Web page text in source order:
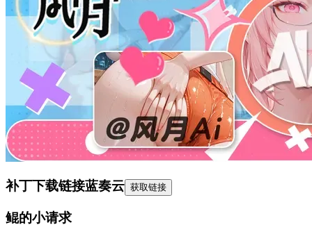
补丁下载链接蓝奏云 获取链接
鲲的小请求